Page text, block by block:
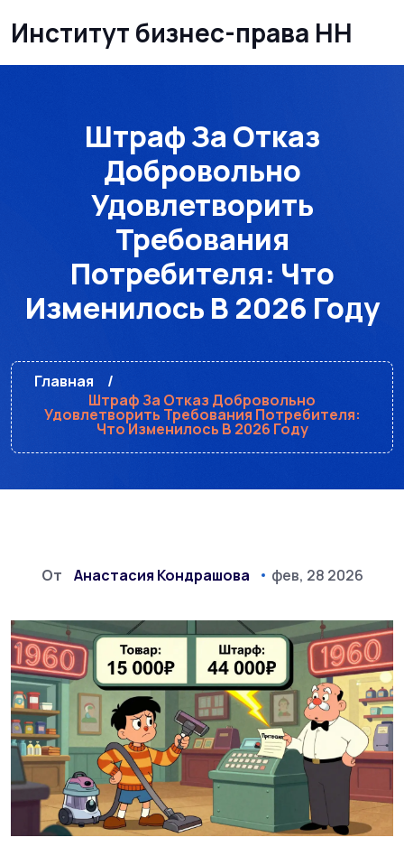
Институт бизнес-права НН
Штраф За Отказ
Добровольно
Удовлетворить
Требования
Потребителя: Что
Изменилось В 2026 Году
Главная
Штраф За Отказ Добровольно
Удовлетворить Требования Потребителя:
Что Изменилось В 2026 Году
От Анастасия Кондрашова фев, 28 2026